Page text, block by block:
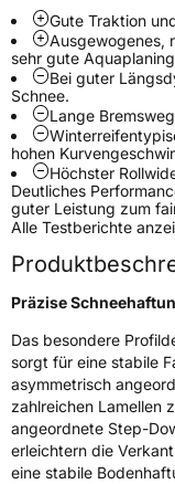
FelgenschutzFP
EU Label
EffizienzD
NasshaftungB
Rollgeräusch (dB)70
FahrzeugklasseC1
3PMSF /
EPREL ID 2249174
Gute Traktion
Ausgewogenes,
sehr gute
Bei guter
Schnee.
Lange
hohen
Höchster
Deutliches
guter Leistung zum
Alle Testberichte
Präzise
Das besondere
sorgt für eine stabile
asymmetrisch
zahlreichen Lamellen
angeordnete Step-
erleichtern die
eine stabile